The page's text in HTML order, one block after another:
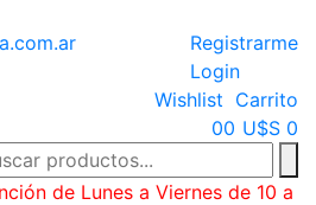
Registrarme
Login
Wishlist
00
Carrito
U$S 0
de Lunes a Viernes de 10 a